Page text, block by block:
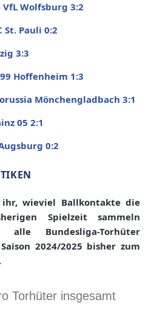
VfL Wolfsburg 3:2
St. Pauli 0:2
3:3
Hoffenheim 1:3
Mönchengladbach 3:1
05 2:1
0:2
wieviel Ballkontakte die
Spielzeit sammeln
Bundesliga-Torhüter
2024/2025 bisher zum